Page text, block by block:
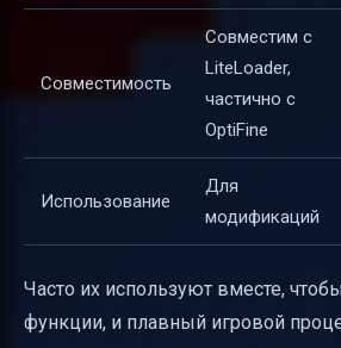
Совместимость
Совместим с
LiteLoader,
частично с
OptiFine
Использование
Для
модификаций
Часто их используют вместе,
функции, и плавный игровой